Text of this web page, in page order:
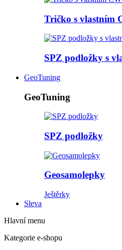
Tričko s vlastním
SPZ podložky s
GeoTuning
GeoTuning
SPZ podložky
Geosamolepky
Ještěrky
Sleva
Hlavní menu
Kategorie e-shopu